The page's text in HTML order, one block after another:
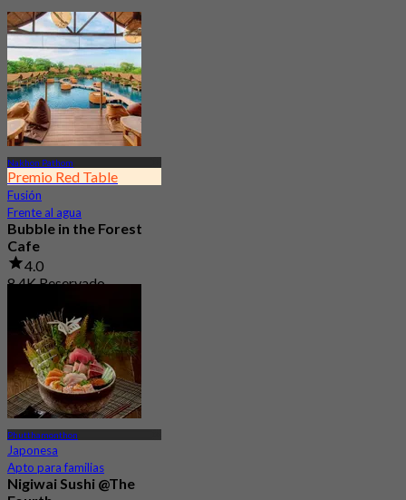
Nakhon Pathom
Premio Red Table
Fusión
Frente al agua
Bubble in the Forest
Cafe
4.0
8.4K Reservado
Phutthamonthon
Japonesa
Apto para familias
Nigiwai Sushi @The